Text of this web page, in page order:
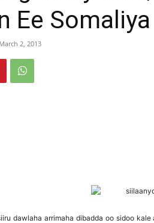
Ee
March 2, 2013
dawlaha arrimaha dibadda oo sidoo